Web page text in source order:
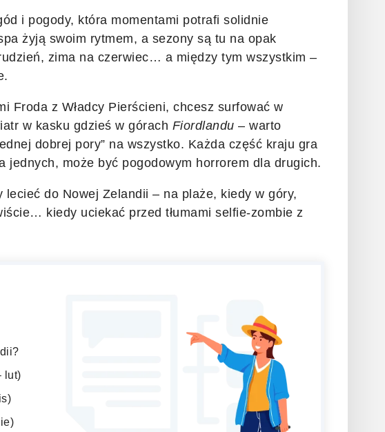
i pogody, która momentami potrafi solidnie
żyją swoim rytmem, a sezony są tu na opak
zima na czerwiec… a między tym wszystkim –
Froda z Władcy Pierścieni, chcesz surfować w
w kasku gdzieś w górach Fiordlandu – warto
dobrej pory” na wszystko. Każda część kraju gra
jednych, może być pogodowym horrorem dla drugich.
do Nowej Zelandii – na plaże, kiedy w góry,
kiedy uciekać przed tłumami selfie-zombie z
lut)